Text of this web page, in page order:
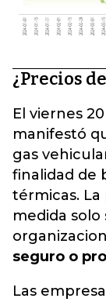
¿Precios
El viernes
manifestó
gas
finalidad de
térmicas.
medida
seguro o
Las